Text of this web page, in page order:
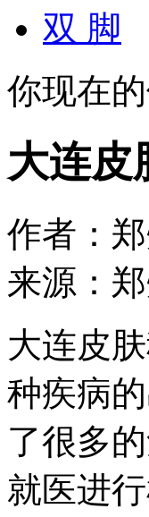
双 脚
你现在的
大连皮
作者：
来源：
大连皮
种疾病
了很多
就医进